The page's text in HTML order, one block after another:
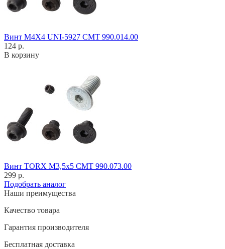
Винт M4X4 UNI-5927 CMT 990.014.00
124 р.
В корзину
Винт TORX M3,5x5 CMT 990.073.00
299 р.
Подобрать аналог
Наши преимущества
Качество товара
Гарантия производителя
Бесплатная доставка